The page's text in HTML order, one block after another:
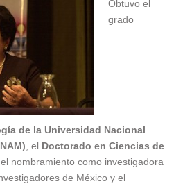
Obtuvo el
grado
de la Universidad Nacional
, el Doctorado en Ciencias de
, el nombramiento como investigadora
de México y el